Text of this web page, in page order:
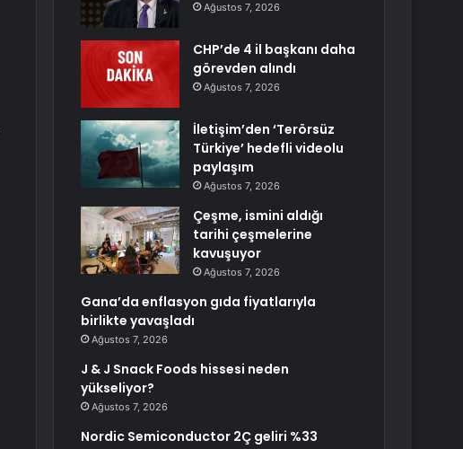
Ağustos 7, 2026
CHP’de 4 il başkanı daha
görevden alındı
Ağustos 7, 2026
İletişim’den ‘Terörsüz
Türkiye’ hedefli videolu
paylaşım
Ağustos 7, 2026
Çeşme, ismini aldığı
tarihi çeşmelerine
kavuşuyor
Ağustos 7, 2026
Gana’da enflasyon gıda fiyatlarıyla
birlikte yavaşladı
Ağustos 7, 2026
J & J Snack Foods hissesi neden
yükseliyor?
Ağustos 7, 2026
Nordic Semiconductor 2Ç geliri %33